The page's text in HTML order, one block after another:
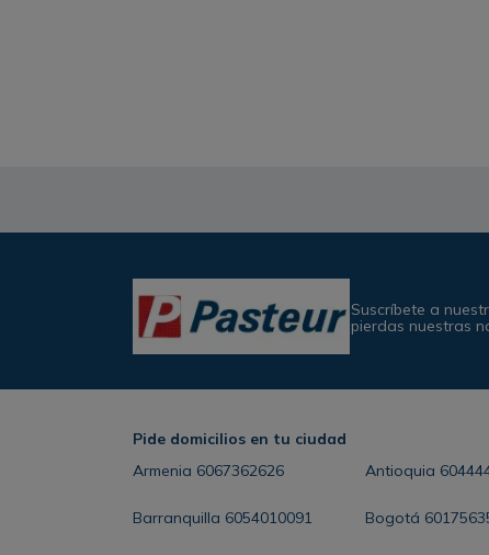
Suscríbete a
pierdas nuestras
Pide domicilios en tu ciudad
Armenia 6067362626 Antioquia
Barranquilla 6054010091 Bogotá